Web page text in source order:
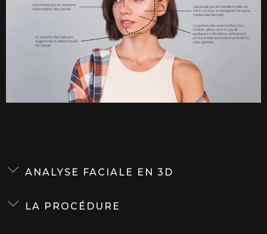
ANALYSE FACIALE EN 3D
LA PROCÉDURE